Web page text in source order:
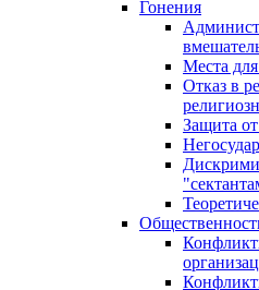
Гонения
Места
Отказ в
Защита